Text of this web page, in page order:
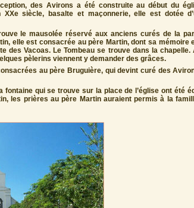
des Avirons a été construite au début du
siècle, basalte et maçonnerie, elle est dotée
le mausolée réservé aux anciens curés de la
elle est consacrée au père Martin, dont sa mémoire
des Vacoas. Le Tombeau se trouve dans la chapelle.
pèlerins viennent y demander des grâces.
au père Bruguière, qui devint curé des
fontaine qui se trouve sur la place de l’église ont été
les prières au père Martin auraient permis à la